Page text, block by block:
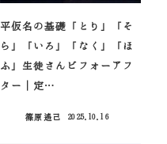
平仮名の基礎「とり」「そ
ら」「いろ」「なく」「ほ
ふ」生徒さんビフォーアフ
ター｜定…
篠原遙己
2025.10.16